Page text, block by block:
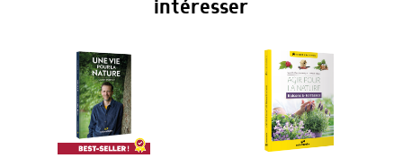
intéresser